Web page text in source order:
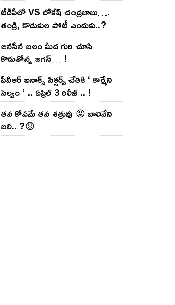
టీడీపీలో VS లోకేష్ చంద్ర‌బాబు….
తండ్రి, కొడుకుల పోటీ ఎందుకు..?
జ‌న‌సేన బ‌లం మీద గురి చూసి
కొడుతోన్న జ‌గ‌న్‌… !
పీవీఆర్ ఐనాక్స్ పిక్చర్స్ చేతికి ‘ కార్మేని
సెల్వం ‘ .. ఏప్రిల్ 3 రిలీజ్ .. !
తన కోపమే తన శత్రువు 😡 బాలినేని
బలి.. ?😟